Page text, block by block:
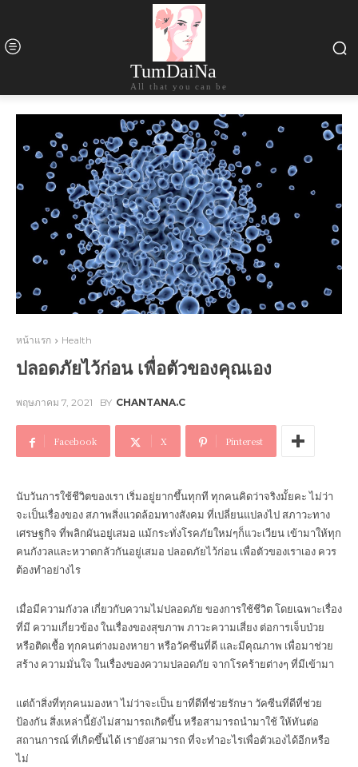
TumDaiNa
All that you can be
หน้าแรก Health
ปลอดภัยไว้ก่อน เพื่อตัวของคุณเอง
พฤษภาคม 7, 2021 BY CHANTANA.C
Facebook X Pinterest
นับวันการใช้ชีวิตของเรา เริ่มอยู่ยากขึ้นทุกที ทุกคนคิดว่าจริงมั้ยคะ ไม่ว่า
จะเป็นเรื่องของ สภาพสิ่งแวดล้อมทางสังคม ที่เปลี่ยนแปลงไป สภาวะทาง
เศรษฐกิจ ที่พลิกผันอยู่เสมอ แม้กระทั่งโรคภัยใหม่ๆก็แวะเวียน เข้ามาให้ทุก
คนกังวลและหวาดกลัวกันอยู่เสมอ ปลอดภัยไว้ก่อน เพื่อตัวของเราเอง ควร
ต้องทำอย่างไร
เมื่อมีความกังวล เกี่ยวกับความไม่ปลอดภัย ของการใช้ชีวิต โดยเฉพาะเรื่อง
ที่มี ความเกี่ยวข้อง ในเรื่องของสุขภาพ ภาวะความเสี่ยง ต่อการเจ็บป่วย
หรือติดเชื้อ ทุกคนต่างมองหายา หรือวัคซีนที่ดี และมีคุณภาพ เพื่อมาช่วย
สร้าง ความมั่นใจ ในเรื่องของความปลอดภัย จากโรคร้ายต่างๆ ที่มีเข้ามา
แต่ถ้าสิ่งที่ทุกคนมองหา ไม่ว่าจะเป็น ยาที่ดีที่ช่วยรักษา วัคซีนที่ดีที่ช่วย
ป้องกัน สิ่งเหล่านี้ยังไม่สามารถเกิดขึ้น หรือสามารถนำมาใช้ ให้ทันต่อ
สถานการณ์ ที่เกิดขึ้นได้ เรายังสามารถ ที่จะทำอะไรเพื่อตัวเองได้อีกหรือ
ไม่